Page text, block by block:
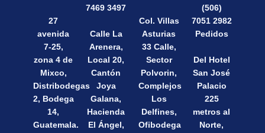
27
avenida
7-25,
zona 4 de
Mixco,
Distribodegas
2, Bodega
14,
Guatemala.
7469 3497
Calle La
Arenera,
Local 20,
Cantón
Joya
Galana,
Hacienda
El Ángel,
Col. Villas
Asturias
33 Calle,
Sector
Polvorin,
Complejos
Los
Delfines,
Ofibodega
(506)
7051 2982
Pedidos
Del Hotel
San José
Palacio
225
metros al
Norte,